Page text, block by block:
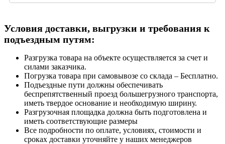
Условия доставки, выгрузки и требования к
подъездным путям:
Разгрузка товара на объекте осуществляется за счет и
силами заказчика.
Погрузка товара при самовывозе со склада – Бесплатно.
Подъездные пути должны обеспечивать
беспрепятственный проезд большегрузного транспорта,
иметь твердое основание и необходимую ширину.
Разгрузочная площадка должна быть подготовлена и
иметь соответствующие размеры
Все подробности по оплате, условиях, стоимости и
сроках доставки уточняйте у наших менеджеров